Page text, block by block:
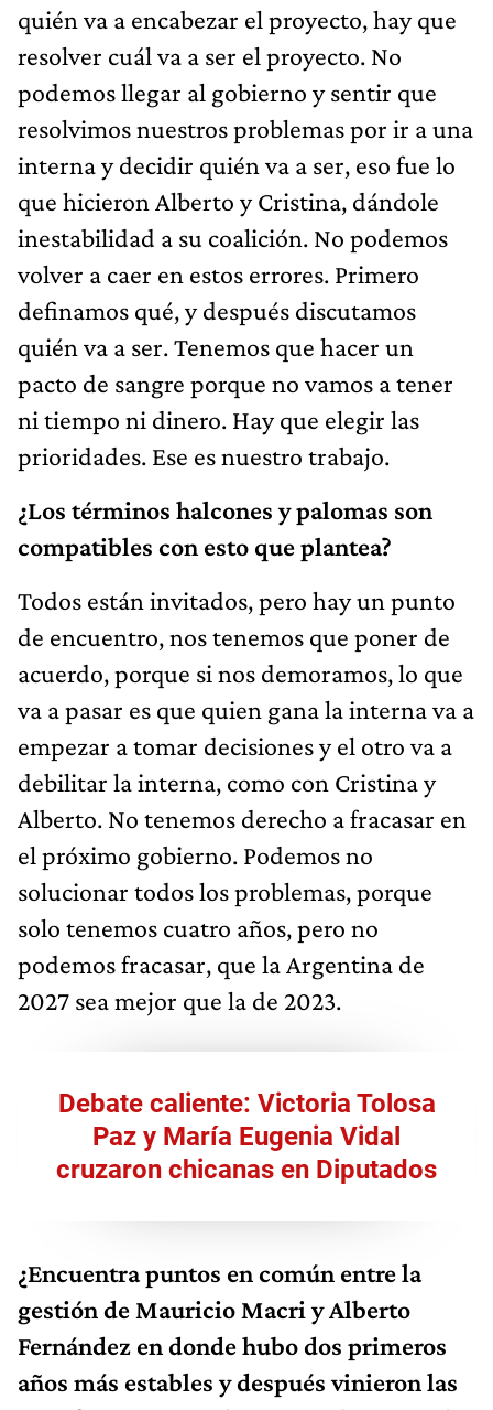
quién va a encabezar el proyecto, hay que
resolver cuál va a ser el proyecto. No
podemos llegar al gobierno y sentir que
resolvimos nuestros problemas por ir a una
interna y decidir quién va a ser, eso fue lo
que hicieron Alberto y Cristina, dándole
inestabilidad a su coalición. No podemos
volver a caer en estos errores. Primero
definamos qué, y después discutamos
quién va a ser. Tenemos que hacer un
pacto de sangre porque no vamos a tener
ni tiempo ni dinero. Hay que elegir las
prioridades. Ese es nuestro trabajo.
¿Los términos halcones y palomas son
compatibles con esto que plantea?
Todos están invitados, pero hay un punto
de encuentro, nos tenemos que poner de
acuerdo, porque si nos demoramos, lo que
va a pasar es que quien gana la interna va a
empezar a tomar decisiones y el otro va a
debilitar la interna, como con Cristina y
Alberto. No tenemos derecho a fracasar en
el próximo gobierno. Podemos no
solucionar todos los problemas, porque
solo tenemos cuatro años, pero no
podemos fracasar, que la Argentina de
2027 sea mejor que la de 2023.
Debate caliente: Victoria Tolosa
Paz y María Eugenia Vidal
cruzaron chicanas en Diputados
¿Encuentra puntos en común entre la
gestión de Mauricio Macri y Alberto
Fernández en donde hubo dos primeros
años más estables y después vinieron las